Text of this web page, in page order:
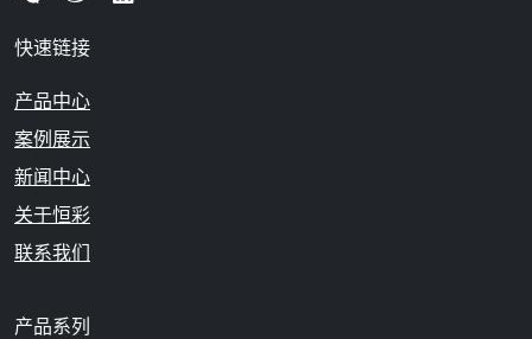
快速链接
产品中心
案例展示
新闻中心
关于恒彩
联系我们
产品系列